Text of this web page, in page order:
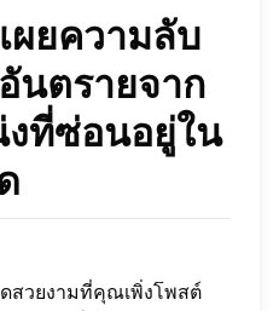
ผยความลับ
นตรายจาก
ที่ซ่อนอยู่ใน
สวยงามที่คุณเพิ่งโพสต์